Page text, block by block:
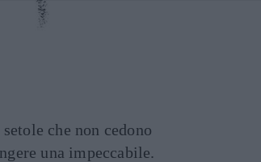
che non cedono
una impeccabile.